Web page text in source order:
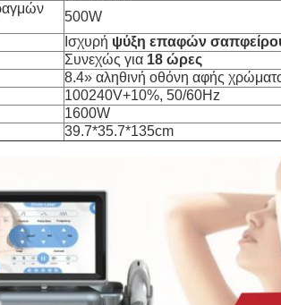
500W
Ισχυρή ψύξη επαφών
Συνεχώς για 18 ώρες
8.4» αληθινή οθόνη αφής
100240V+10%, 50/60Hz
1600W
39.7*35.7*135cm